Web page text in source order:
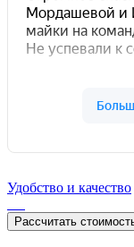
Удобство и качество
Рассчитать